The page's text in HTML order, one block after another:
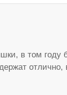
в том году
отлично,